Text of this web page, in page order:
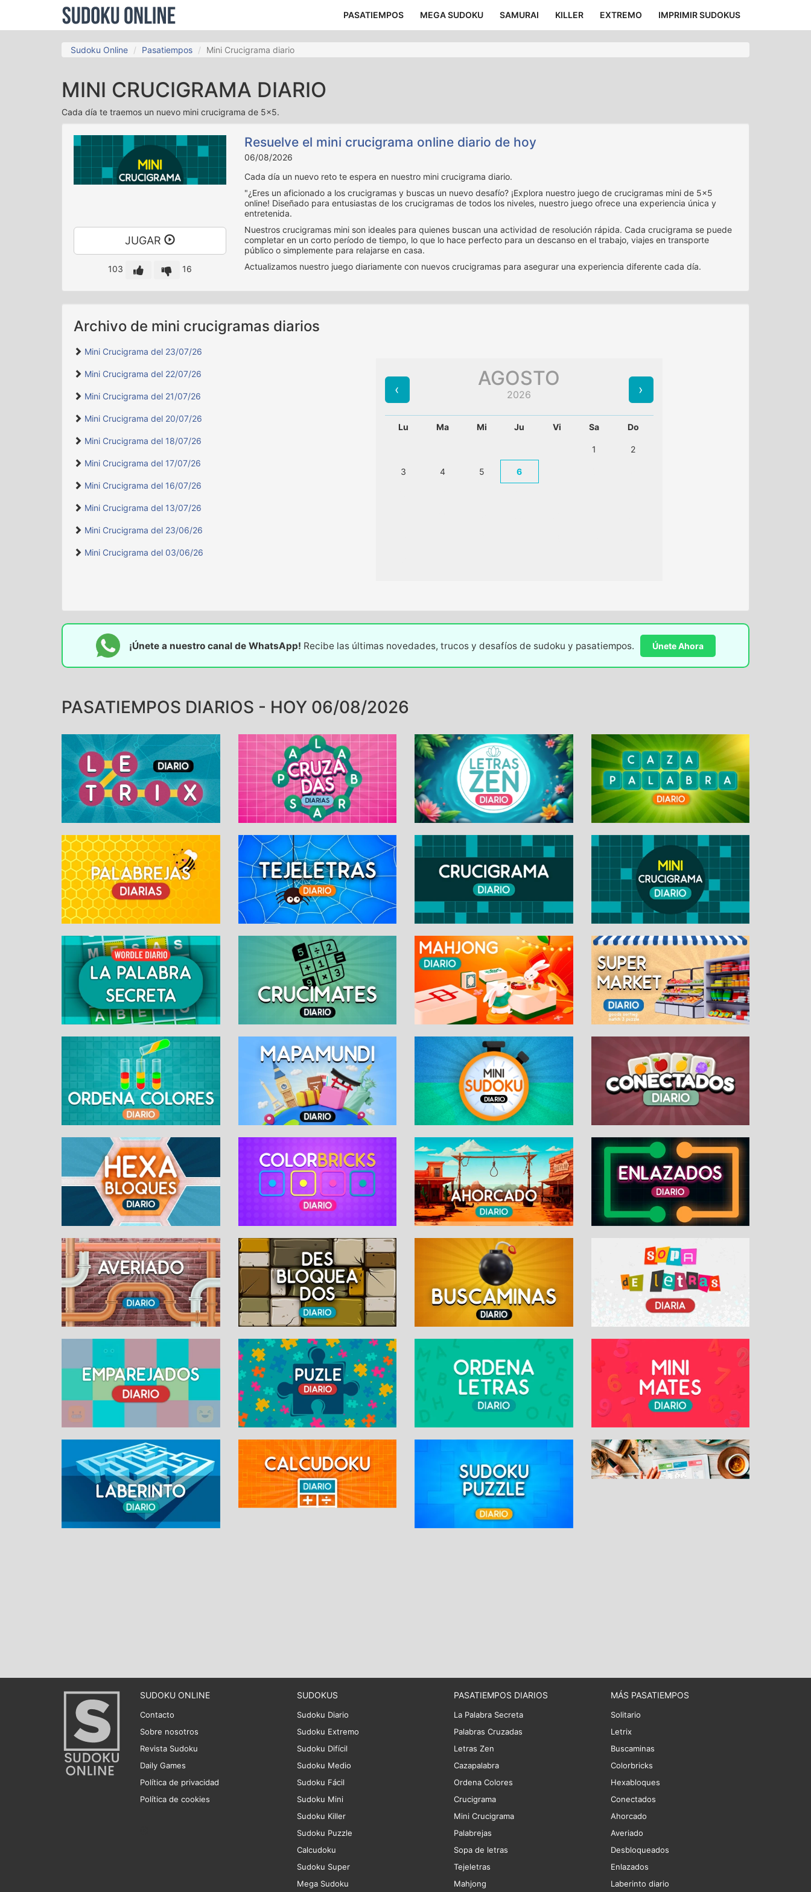
PASATIEMPOS MEGA SUDOKU SAMURAI KILLER EXTREMO IMPRIMIR SUDOKUS
Sudoku Online Pasatiempos Mini Crucigrama diario
MINI CRUCIGRAMA DIARIO
Cada día te traemos un nuevo mini crucigrama de 5x5.
JUGAR
103 16
Resuelve el mini crucigrama online diario de hoy
06/08/2026
Cada día un nuevo reto te espera en nuestro mini crucigrama diario.
"¿Eres un aficionado a los crucigramas y buscas un nuevo desafío? ¡Explora nuestro juego de crucigramas mini de 5x5
online! Diseñado para entusiastas de los crucigramas de todos los niveles, nuestro juego ofrece una experiencia única y
entretenida.
Nuestros crucigramas mini son ideales para quienes buscan una actividad de resolución rápida. Cada crucigrama se puede
completar en un corto período de tiempo, lo que lo hace perfecto para un descanso en el trabajo, viajes en transporte
público o simplemente para relajarse en casa.
Actualizamos nuestro juego diariamente con nuevos crucigramas para asegurar una experiencia diferente cada día.
Archivo de mini crucigramas diarios
Mini Crucigrama del 23/07/26
Mini Crucigrama del 22/07/26
Mini Crucigrama del 21/07/26
Mini Crucigrama del 20/07/26
Mini Crucigrama del 18/07/26
Mini Crucigrama del 17/07/26
Mini Crucigrama del 16/07/26
Mini Crucigrama del 13/07/26
Mini Crucigrama del 23/06/26
Mini Crucigrama del 03/06/26
AGOSTO
2026
Lu Ma Mi Ju Vi Sa Do
1 2
3 4 5 6
¡Únete a nuestro canal de WhatsApp! Recibe las últimas novedades, trucos y desafíos de sudoku y pasatiempos. Únete Ahora
PASATIEMPOS DIARIOS - HOY 06/08/2026
SUDOKU ONLINE
Contacto
Sobre nosotros
Revista Sudoku
Daily Games
Política de privacidad
Política de cookies
SUDOKUS
Sudoku Diario
Sudoku Extremo
Sudoku Difícil
Sudoku Medio
Sudoku Fácil
Sudoku Mini
Sudoku Killer
Sudoku Puzzle
Calcudoku
Sudoku Super
Mega Sudoku
PASATIEMPOS DIARIOS
La Palabra Secreta
Palabras Cruzadas
Letras Zen
Cazapalabra
Ordena Colores
Crucigrama
Mini Crucigrama
Palabrejas
Sopa de letras
Tejeletras
Mahjong
MÁS PASATIEMPOS
Solitario
Letrix
Buscaminas
Colorbricks
Hexabloques
Conectados
Ahorcado
Averiado
Desbloqueados
Enlazados
Laberinto diario